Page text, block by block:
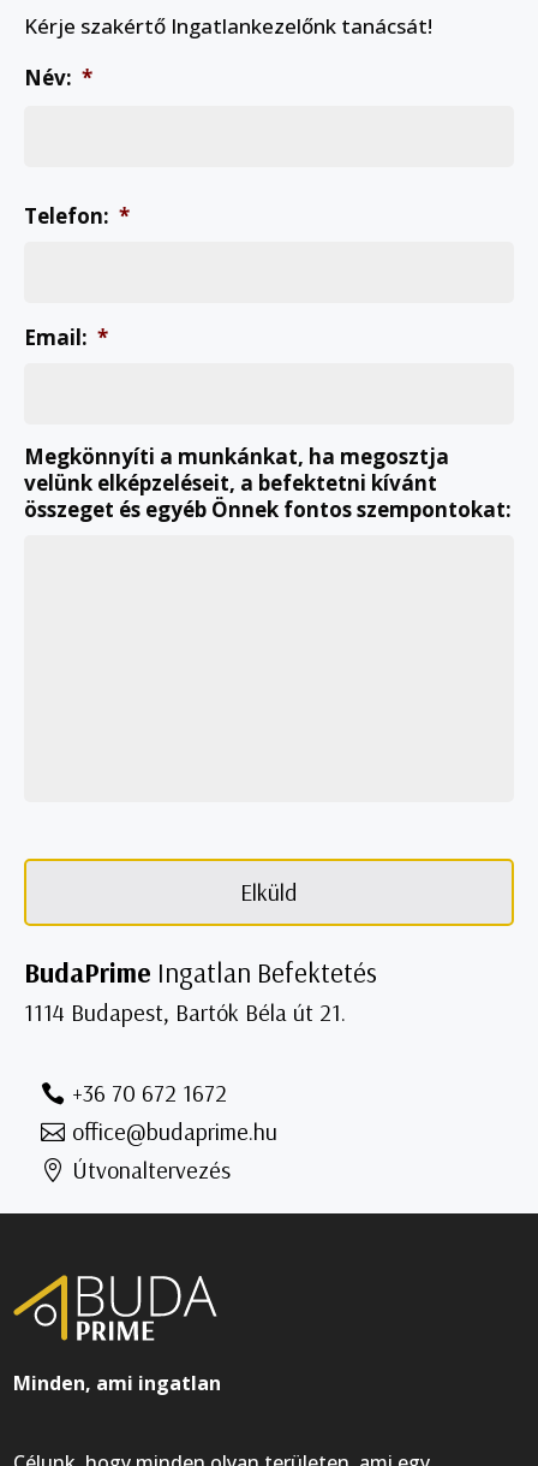
Kérje szakértő Ingatlankezelőnk tanácsát!
Név: *
Telefon: *
Email: *
Megkönnyíti a munkánkat, ha megosztja
velünk elképzeléseit, a befektetni kívánt
összeget és egyéb Önnek fontos szempontokat:
BudaPrime Ingatlan Befektetés
1114 Budapest, Bartók Béla út 21.
+36 70 672 1672
office@budaprime.hu
Útvonaltervezés
Minden, ami ingatlan